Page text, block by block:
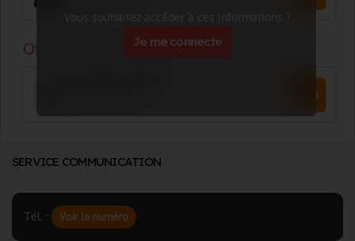
Vous souhaitez accéder à ces informations ?
Je me connecte
SERVICE COMMUNICATION
Tél. : Voir le numéro